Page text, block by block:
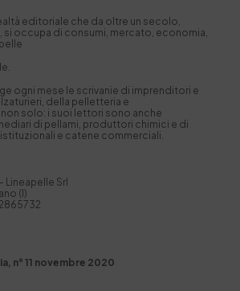
editoriale che da oltre un secolo,
si occupa di consumi, mercato, economia,
ogni mese le scrivanie di imprenditori e
della pelletteria e
solo: i suoi lettori sono anche
di pellami, produttori chimici e di
e catene commerciali.
Lineapelle Srl
(I)
n° 11 novembre 2020